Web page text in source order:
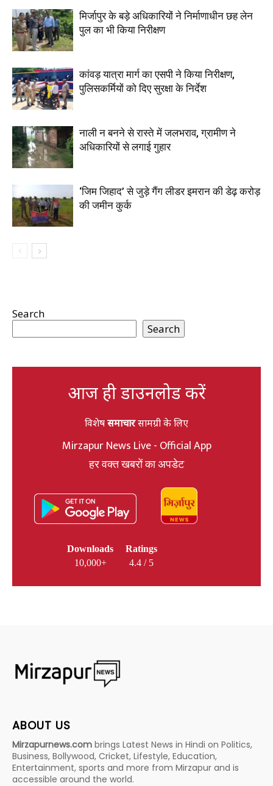
मिर्जापुर के बड़े अधिकारियों ने निर्माणाधीन छह लेन
पुल का भी किया निरीक्षण
कांवड़ यात्रा मार्ग का एसपी ने किया निरीक्षण,
पुलिसकर्मियों को दिए सुरक्षा के निर्देश
नाली न बनने से रास्ते में जलभराव, ग्रामीण ने
अधिकारियों से लगाई गुहार
‘जिम जिहाद’ से जुड़े गैंग लीडर इमरान की डेढ़ करोड़
की जमीन कुर्क
Search
Search
आज ही डाउनलोड करें
विशेषसमाचारसामग्री के लिए
Mirzapur News Live - Official App
हर वक्त खबरों का अपडेट
Downloads
10,000+
Ratings
4.4 / 5
ABOUT US
Mirzapurnews.com brings Latest News in Hindi on Politics,
Business, Bollywood, Cricket, Lifestyle, Education,
Entertainment, sports and more from Mirzapur and is
accessible around the world.